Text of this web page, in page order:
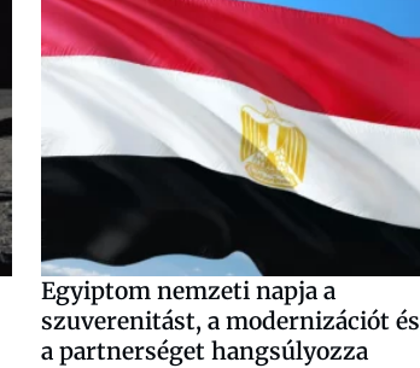
Egyiptom nemzeti napja a
szuverenitást, a modernizációt és
a partnerséget hangsúlyozza